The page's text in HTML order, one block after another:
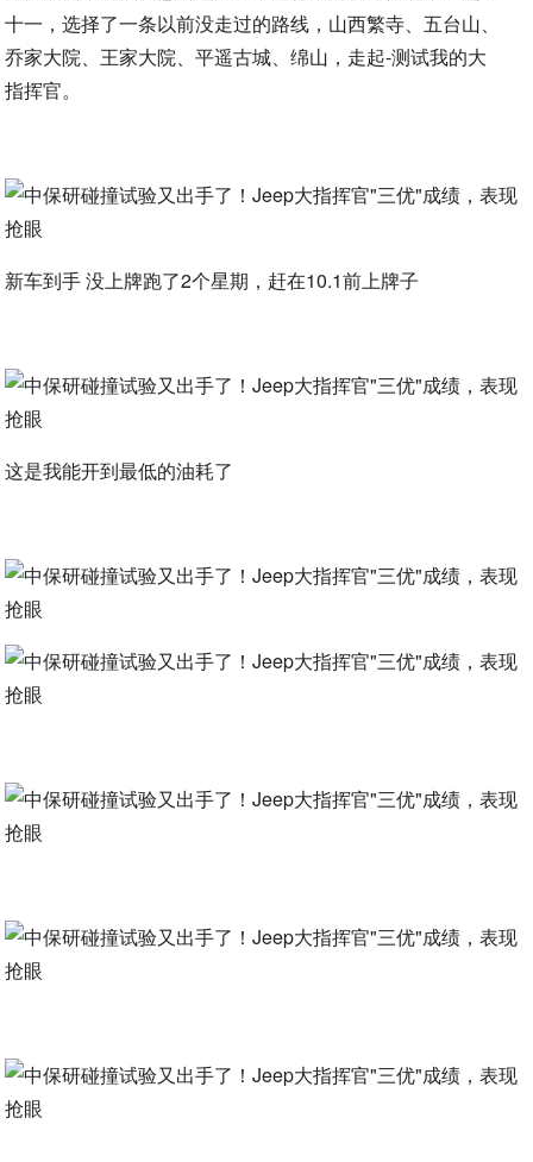
十一，选择了一条以前没走过的路线，山西繁寺、五台山、
乔家大院、王家大院、平遥古城、绵山，走起-测试我的大
指挥官。
新车到手 没上牌跑了2个星期，赶在10.1前上牌子
这是我能开到最低的油耗了